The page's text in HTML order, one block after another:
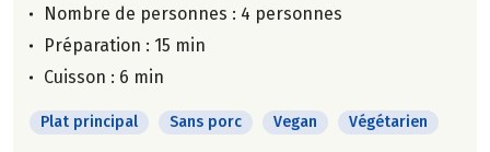
Nombre de personnes : 4 personnes
Préparation : 15 min
Cuisson : 6 min
Plat principal Sans porc Vegan Végétarien